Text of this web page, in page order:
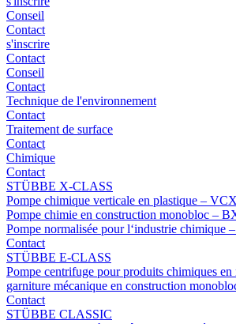
Conseil
Contact
s'inscrire
Contact
Conseil
Contact
Technique de l'environnement
Contact
Traitement de surface
Contact
Chimique
Contact
STÜBBE X-CLASS
Pompe chimique verticale en plastique –
Pompe chimie en construction monobloc –
Pompe normalisée pour l‘industrie chimique
Contact
STÜBBE E-CLASS
Pompe centrifuge pour produits chimiques en
garniture mécanique en construction
Contact
STÜBBE CLASSIC